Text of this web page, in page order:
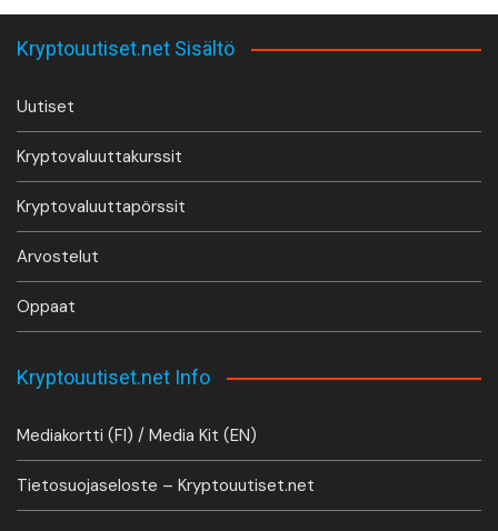
Kryptouutiset.net Sisältö
Uutiset
Kryptovaluuttakurssit
Kryptovaluuttapörssit
Arvostelut
Oppaat
Kryptouutiset.net Info
Mediakortti (FI) / Media Kit (EN)
Tietosuojaseloste – Kryptouutiset.net